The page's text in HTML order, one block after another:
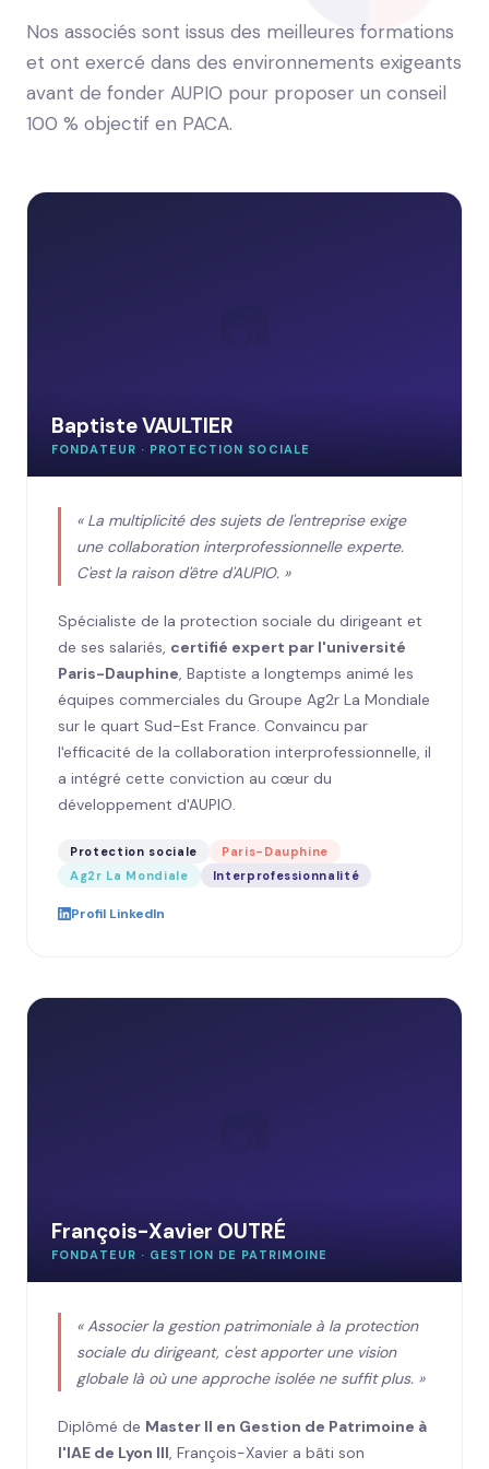
Nos associés sont issus des meilleures formations
et ont exercé dans des environnements exigeants
avant de fonder AUPIO pour proposer un conseil
100 % objectif en PACA.
Baptiste VAULTIER
FONDATEUR · PROTECTION SOCIALE
« La multiplicité des sujets de l'entreprise exige
une collaboration interprofessionnelle experte.
C'est la raison d'être d'AUPIO. »
Spécialiste de la protection sociale du dirigeant et
de ses salariés, certifié expert par l'université
Paris-Dauphine, Baptiste a longtemps animé les
équipes commerciales du Groupe Ag2r La Mondiale
sur le quart Sud-Est France. Convaincu par
l'efficacité de la collaboration interprofessionnelle, il
a intégré cette conviction au cœur du
développement d'AUPIO.
Protection sociale
Paris-Dauphine
Ag2r La Mondiale
Interprofessionnalité
Profil LinkedIn
François-Xavier OUTRÉ
FONDATEUR · GESTION DE PATRIMOINE
« Associer la gestion patrimoniale à la protection
sociale du dirigeant, c'est apporter une vision
globale là où une approche isolée ne suffit plus. »
Diplômé de Master II en Gestion de Patrimoine à
l'IAE de Lyon III, François-Xavier a bâti son